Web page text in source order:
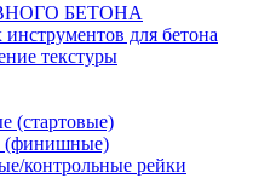
БЕТОНА
для бетона
текстуры
(стартовые)
(финишные)
контрольные рейки